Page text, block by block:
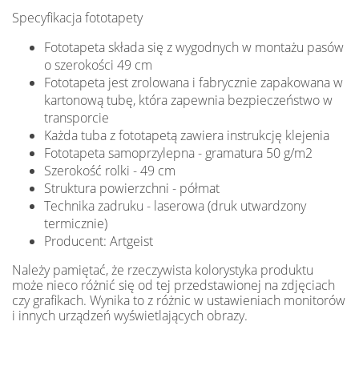
Specyfikacja fototapety
Fototapeta składa się z wygodnych w montażu pasów
o szerokości 49 cm
Fototapeta jest zrolowana i fabrycznie zapakowana w
kartonową tubę, która zapewnia bezpieczeństwo w
transporcie
Każda tuba z fototapetą zawiera instrukcję klejenia
Fototapeta samoprzylepna - gramatura 50 g/m2
Szerokość rolki - 49 cm
Struktura powierzchni - półmat
Technika zadruku - laserowa (druk utwardzony
termicznie)
Producent: Artgeist
Należy pamiętać, że rzeczywista kolorystyka produktu
może nieco różnić się od tej przedstawionej na zdjęciach
czy grafikach. Wynika to z różnic w ustawieniach monitorów
i innych urządzeń wyświetlających obrazy.